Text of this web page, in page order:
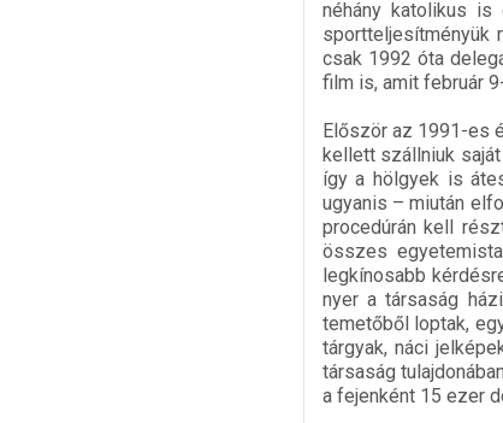
néhány katolikus is
sportteljesítményük
csak 1992 óta
film is, amit február
Először az 1991-es
kellett szállniuk
így a hölgyek is
ugyanis – miután
procedúrán kell
összes
legkínosabb
nyer a társaság
temetőből loptak,
tárgyak, náci
társaság
a fejenként 15 ezer